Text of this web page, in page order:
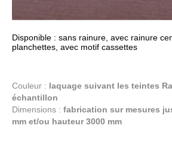
Disponible : sans rainure, avec rainure
planchettes, avec motif cassettes
Couleur : laquage suivant les teintes
échantillon
Dimensions : fabrication sur mesures
mm et/ou hauteur 3000 mm